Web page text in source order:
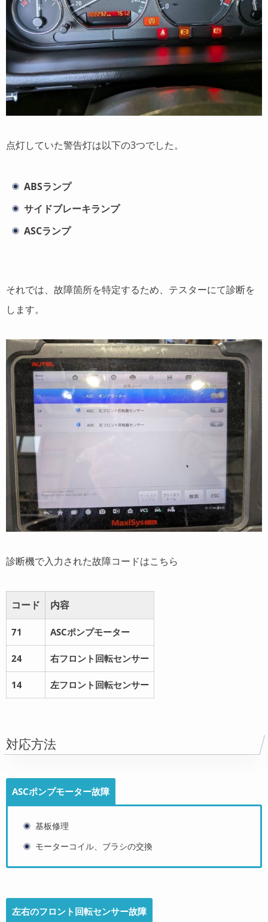
点灯していた警告灯は以下の3つでした。
ABSランプ
サイドブレーキランプ
ASCランプ
それでは、故障箇所を特定するため、テスターにて診断を
します。
診断機で入力された故障コードはこちら
コード 内容
71 ASCポンプモーター
24 右フロント回転センサー
14 左フロント回転センサー
対応方法
ASCポンプモーター故障
基板修理
モーターコイル、ブラシの交換
左右のフロント回転センサー故障